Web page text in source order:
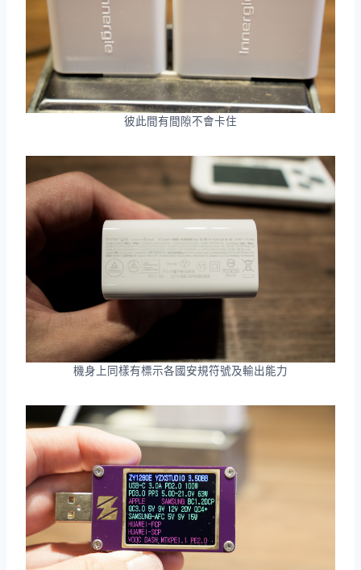
彼此間有間隙不會卡住
機身上同樣有標示各國安規符號及輸出能力